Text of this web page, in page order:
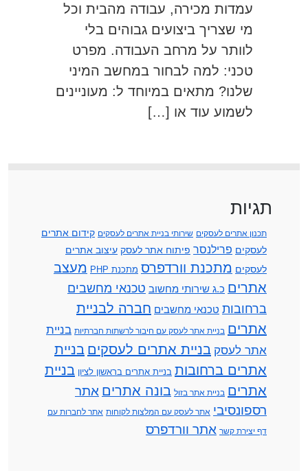
עמדות מכירה, עבודה מהבית וכל
מי שצריך ביצועים גבוהים בלי
לוותר על מרחב העבודה. מפרט
טכני: למה לבחור במחשב המיני
שלנו? מתאים במיוחד ל: מעוניינים
לשמוע עוד או […]
תגיות
תכנון אתרים לעסקים שירותי בניית אתרים לעסקים קידום אתרים
לעסקים פרילנסר פיתוח אתר לעסק עיצוב אתרים
לעסקים מתכנת וורדפרס מתכנת PHP
מעצב
אתרים כ.ג שירותי מחשוב טכנאי מחשבים
ברחובות טכנאי מחשבים חברה לבניית
אתרים בניית אתר לעסק עם חיבור לרשתות חברתיות בניית
אתר לעסק בניית אתרים לעסקים בניית
אתרים ברחובות בניית אתרים בראשון לציון בניית
אתרים בניית אתר בזול בונה אתרים אתר
רספונסיבי אתר לעסק עם המלצות לקוחות אתר לחברות עם
דף יצירת קשר אתר וורדפרס